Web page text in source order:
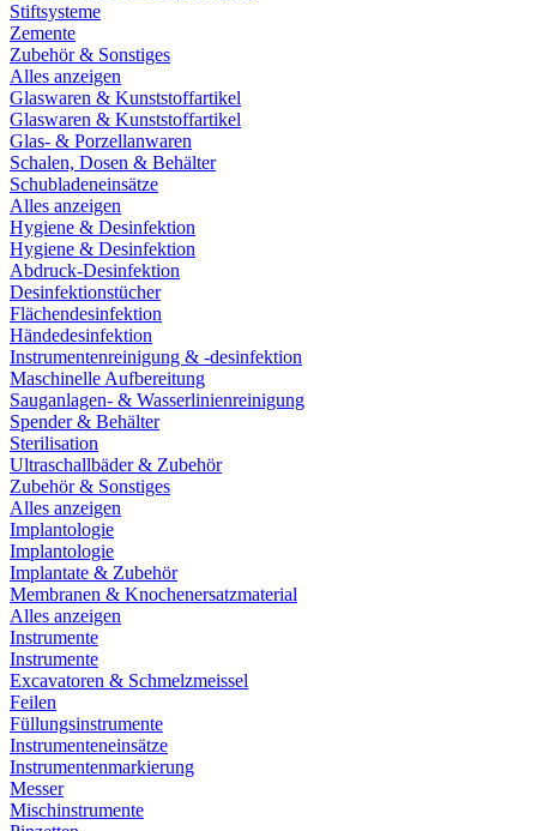
Stiftsysteme
Zemente
Zubehör & Sonstiges
Alles anzeigen
Glaswaren & Kunststoffartikel
Glaswaren & Kunststoffartikel
Glas- & Porzellanwaren
Schalen, Dosen & Behälter
Schubladeneinsätze
Alles anzeigen
Hygiene & Desinfektion
Hygiene & Desinfektion
Abdruck-Desinfektion
Desinfektionstücher
Flächendesinfektion
Händedesinfektion
Instrumentenreinigung & -desinfektion
Maschinelle Aufbereitung
Sauganlagen- & Wasserlinienreinigung
Spender & Behälter
Sterilisation
Ultraschallbäder & Zubehör
Zubehör & Sonstiges
Alles anzeigen
Implantologie
Implantologie
Implantate & Zubehör
Membranen & Knochenersatzmaterial
Alles anzeigen
Instrumente
Instrumente
Excavatoren & Schmelzmeissel
Feilen
Füllungsinstrumente
Instrumenteneinsätze
Instrumentenmarkierung
Messer
Mischinstrumente